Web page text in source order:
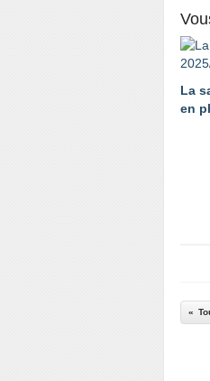
La
en